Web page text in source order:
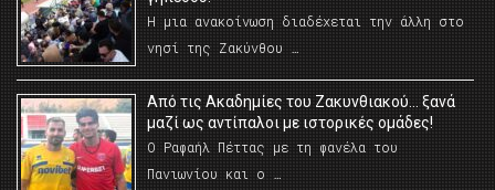
Η μια ανακοίνωση διαδέχεται την άλλη στο
νησί της Ζακύνθου …
Από τις Ακαδημίες του Ζακυνθιακού… ξανά
μαζί ως αντίπαλοι με ιστορικές ομάδες!
Ο Ραφαήλ Πέττας με τη φανέλα του
Πανιωνίου και ο …